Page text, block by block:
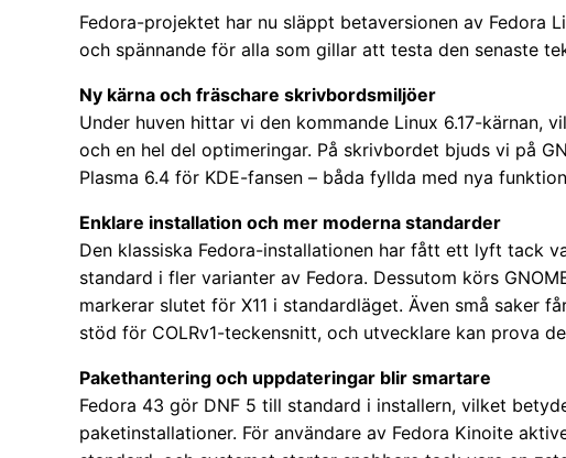
Fedora-projektet har nu släppt betaversionen av Fedora
och spännande för alla som gillar att testa den senaste
Ny kärna och fräschare skrivbordsmiljöer
Under huven hittar vi den kommande Linux 6.17-kärnan,
och en hel del optimeringar. På skrivbordet bjuds vi på
Plasma 6.4 för KDE-fansen – båda fyllda med nya
Enklare installation och mer moderna standarder
Den klassiska Fedora-installationen har fått ett lyft tack
standard i fler varianter av Fedora. Dessutom körs
markerar slutet för X11 i standardläget. Även små saker
stöd för COLRv1-teckensnitt, och utvecklare kan prova
Pakethantering och uppdateringar blir smartare
Fedora 43 gör DNF 5 till standard i installern, vilket
paketinstallationer. För användare av Fedora Kinoite